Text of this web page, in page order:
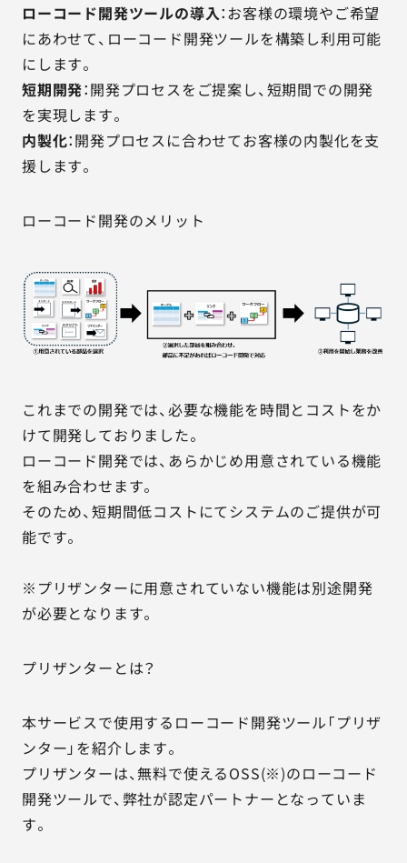
ローコード開発ツールの導入：お客様の環境やご希望
にあわせて、ローコード開発ツールを構築し利用可能
にします。
短期開発：開発プロセスをご提案し、短期間での開発
を実現します。
内製化：開発プロセスに合わせてお客様の内製化を支
援します。
ローコード開発のメリット
これまでの開発では、必要な機能を時間とコストをか
けて開発しておりました。
ローコード開発では、あらかじめ用意されている機能
を組み合わせます。
そのため、短期間低コストにてシステムのご提供が可
能です。
※プリザンターに用意されていない機能は別途開発
が必要となります。
プリザンターとは？
本サービスで使用するローコード開発ツール「プリザ
ンター」を紹介します。
プリザンターは、無料で使えるOSS(※)のローコード
開発ツールで、弊社が認定パートナーとなっていま
す。